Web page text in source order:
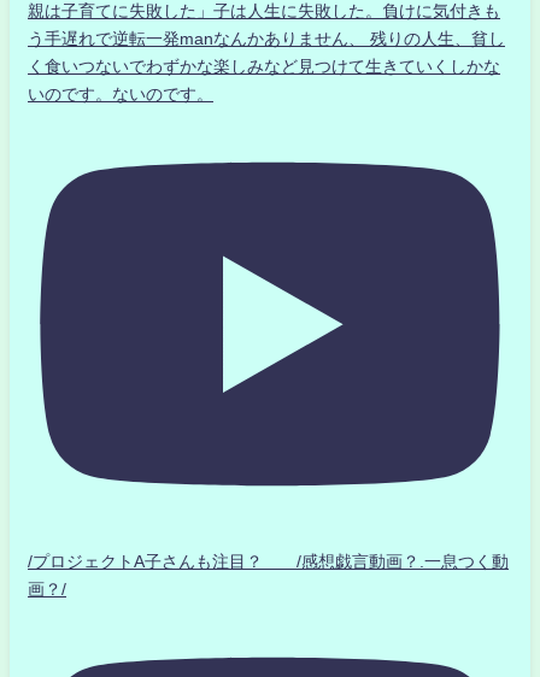
親は子育てに失敗した」子は人生に失敗した。負けに気付きも
う手遅れで逆転一発manなんかありません、 残りの人生、貧し
く食いつないでわずかな楽しみなど見つけて生きていくしかな
いのです。ないのです。
/プロジェクトA子さんも注目？ /感想戯言動画？.一息つく動
画？/